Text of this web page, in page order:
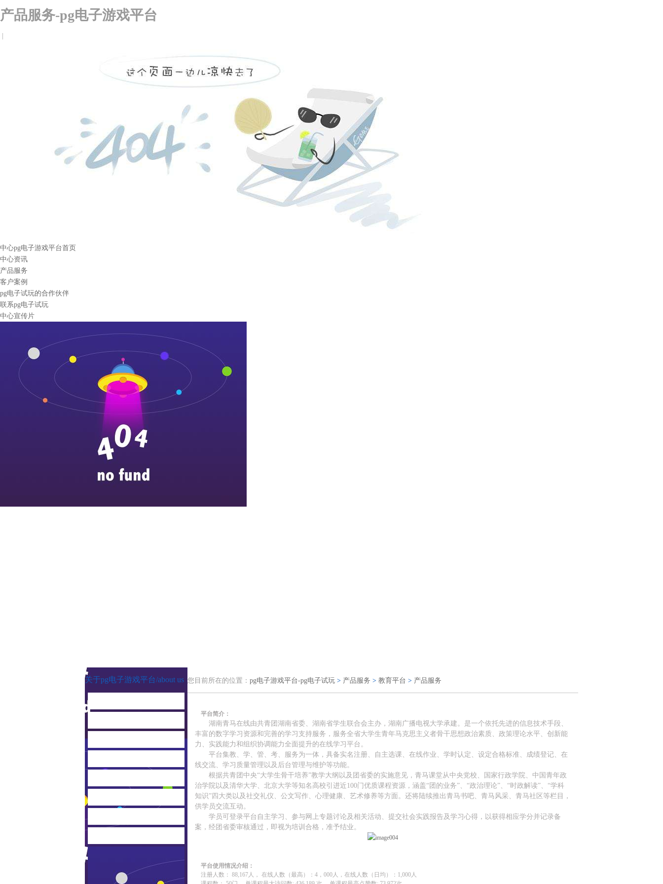
产品服务-pg电子游戏平台
|
中心pg电子游戏平台首页
中心资讯
产品服务
客户案例
pg电子试玩的合作伙伴
联系pg电子试玩
中心宣传片
关于pg电子游戏平台/about us 您目前所在的位置： pg电子游戏平台-pg电子试玩 > 产品服务 > 教育平台 > 产品服务
平台简介：
湖南青马在线由共青团湖南省委、湖南省学生联合会主办，湖南广播电视大学承建。是一个依托先进的信息技术手段、
丰富的数字学习资源和完善的学习支持服务，服务全省大学生青年马克思主义者骨干思想政治素质、政策理论水平、创新能
力、实践能力和组织协调能力全面提升的在线学习平台。
平台集教、学、管、考、服务为一体，具备实名注册、自主选课、在线作业、学时认定、设定合格标准、成绩登记、在
线交流、学习质量管理以及后台管理与维护等功能。
根据共青团中央“大学生骨干培养”教学大纲以及团省委的实施意见，青马课堂从中央党校、国家行政学院、中国青年政
治学院以及清华大学、北京大学等知名高校引进近100门优质课程资源，涵盖“团的业务”、“政治理论”、“时政解读”、“学科
知识”四大类以及社交礼仪、公文写作、心理健康、艺术修养等方面。还将陆续推出青马书吧、青马风采、青马社区等栏目，
供学员交流互动。
学员可登录平台自主学习、参与网上专题讨论及相关活动、提交社会实践报告及学习心得，以获得相应学分并记录备
案，经团省委审核通过，即视为培训合格，准予结业。
平台使用情况介绍：
注册人数： 88,167 人， 在线人数（最高）： 4 ， 000 人，在线人数（日均）： 1,000 人